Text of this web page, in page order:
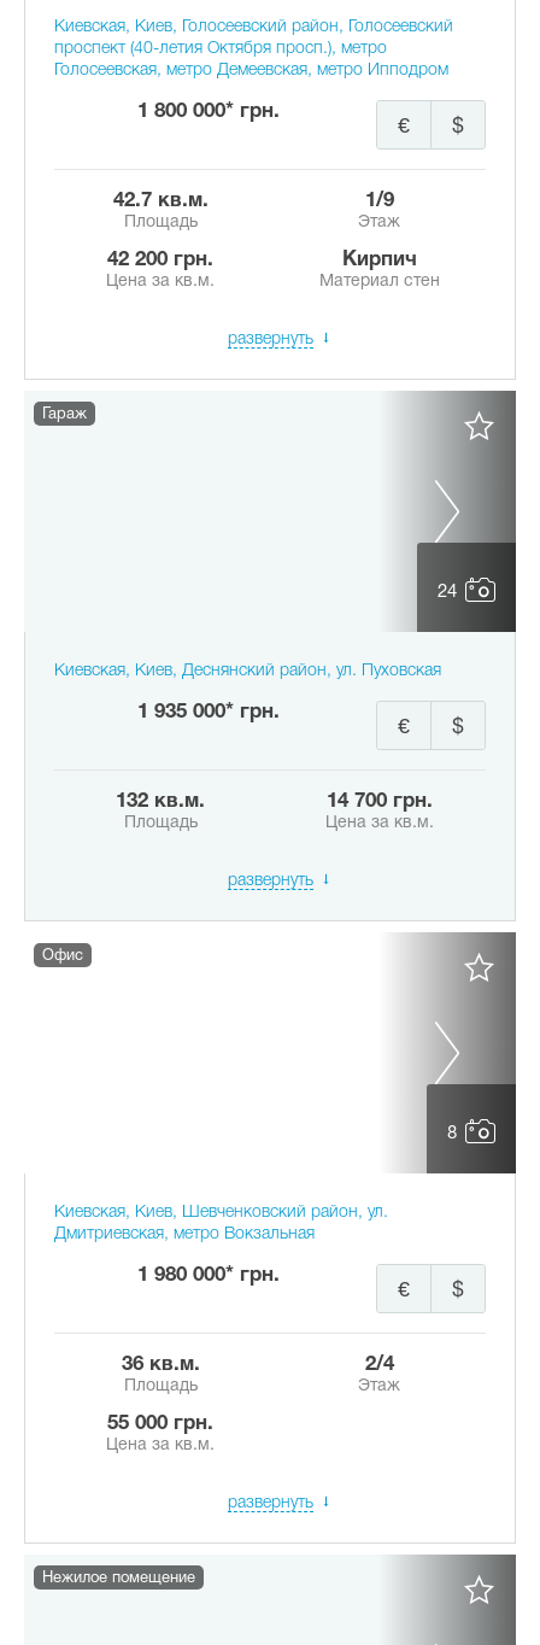
Киевская, Киев, Голосеевский район, Голосеевский
проспект (40-летия Октября просп.), метро
Голосеевская, метро Демеевская, метро Ипподром
1 800 000* грн.
$
€
42.7 кв.м.
Площадь
1/9
Этаж
42 200 грн.
Цена за кв.м.
Кирпич
Материал стен
развернуть
24
Гараж
Киевская, Киев, Деснянский район, ул. Пуховская
1 935 000* грн.
$
€
132 кв.м.
Площадь
14 700 грн.
Цена за кв.м.
развернуть
8
Офис
Киевская, Киев, Шевченковский район, ул.
Дмитриевская, метро Вокзальная
1 980 000* грн.
$
€
36 кв.м.
Площадь
2/4
Этаж
55 000 грн.
Цена за кв.м.
развернуть
Нежилое помещение